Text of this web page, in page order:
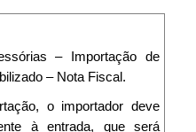
– Importação de
– Nota Fiscal.
o importador deve
à entrada, que será